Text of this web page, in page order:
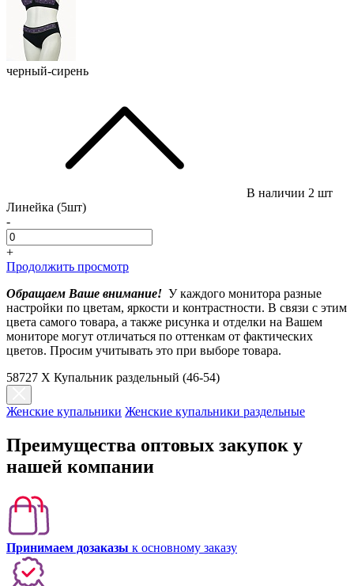
черный-сирень
В наличии 2 шт
Линейка (5шт)
-
+
Продолжить просмотр
Обращаем Ваше внимание! У каждого монитора разные
настройки по цветам, яркости и контрастности. В связи с этим
цвета самого товара, а также рисунка и отделки на Вашем
мониторе могут отличаться по оттенкам от фактических
цветов. Просим учитывать это при выборе товара.
58727 X Купальник раздельный (46-54)
Женские купальники Женские купальники раздельные
Преимущества оптовых закупок у
нашей компании
Принимаем дозаказы к основному заказу